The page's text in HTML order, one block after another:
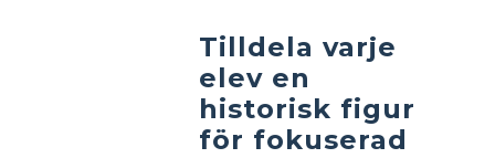
Tilldela varje
elev en
historisk figur
för fokuserad